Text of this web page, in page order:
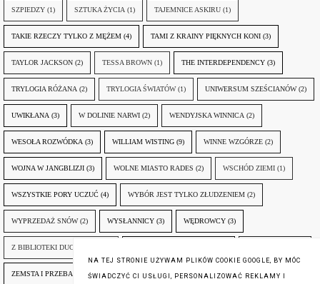
SZPIEDZY (1) SZTUKA ŻYCIA (1) TAJEMNICE ASKIRU (1)
TAKIE RZECZY TYLKO Z MĘŻEM (4) TAMI Z KRAINY PIĘKNYCH KONI (3)
TAYLOR JACKSON (2) TESSA BROWN (1) THE INTERDEPENDENCY (3)
TRYLOGIA RÓŻANA (2) TRYLOGIA ŚWIATÓW (1) UNIWERSUM SZEŚCIANÓW (2)
UWIKŁANA (3) W DOLINIE NARWI (2) WENDYJSKA WINNICA (2)
WESOŁA ROZWÓDKA (3) WILLIAM WISTING (9) WINNE WZGÓRZE (2)
WOJNA W JANGBLIZJI (3) WOLNE MIASTO RADES (2) WSCHÓD ZIEMI (1)
WSZYSTKIE PORY UCZUĆ (4) WYBÓR JEST TYLKO ZŁUDZENIEM (2)
WYPRZEDAŻ SNÓW (2) WYSŁANNICY (3) WĘDROWCY (3)
Z BIBLIOTEKI DUCHA GÓR
ZEMSTA I PRZEBACZENIE (6) ŚLADY ZBRODNI (3) ŻYCIA W ŻYCIU (3)
NA TEJ STRONIE UŻYWAM PLIKÓW COOKIE GOOGLE, BY MÓC
ŚWIADCZYĆ CI USŁUGI, PERSONALIZOWAĆ REKLAMY I